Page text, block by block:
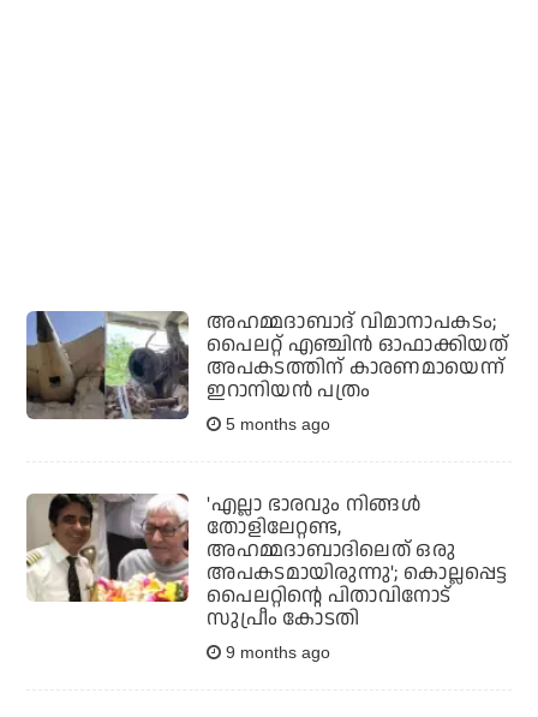
അഹമ്മദാബാദ് വിമാനാപകടം;
പൈലറ്റ് എഞ്ചിന്‍ ഓഫാക്കിയത്
അപകടത്തിന് കാരണമായെന്ന്
ഇറാനിയന്‍ പത്രം
5 months ago
'എല്ലാ ഭാരവും നിങ്ങള്‍
തോളിലേറ്റണ്ട,
അഹമ്മദാബാദിലെത് ഒരു
അപകടമായിരുന്നു'; കൊല്ലപ്പെട്ട
പൈലറ്റിന്റെ പിതാവിനോട്
സുപ്രീം കോടതി
9 months ago